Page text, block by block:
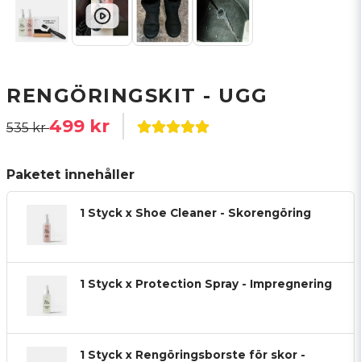
RENGÖRINGSKIT - UGG
535 kr499 kr
Paketet innehåller
1 Styck x Shoe Cleaner - Skorengöring
1 Styck x Protection Spray - Impregnering
1 Styck x Rengöringsborste för skor -